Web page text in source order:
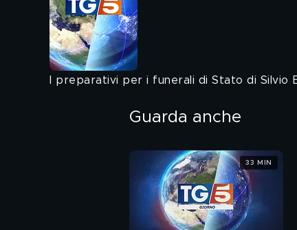
I preparativi per i funerali di Stato di Silvio
Guarda anche
33 MIN